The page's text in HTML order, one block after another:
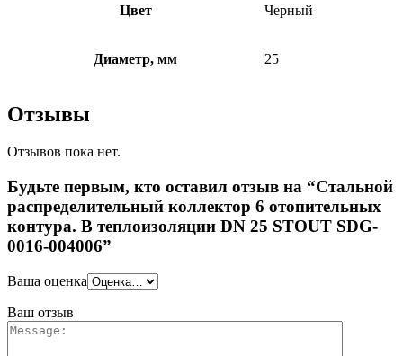
Цвет Черный
Диаметр, мм 25
Отзывы
Отзывов пока нет.
Будьте первым, кто оставил отзыв на “Стальной
распределительный коллектор 6 отопительных
контура. В теплоизоляции DN 25 STOUT SDG-
0016-004006”
Ваша оценка
Ваш отзыв